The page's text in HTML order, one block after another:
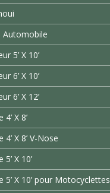
Automobile
5’ X 10’
6’ X 10’
6’ X 12’
X 8’
X 8’ V-Nose
X 10’
5’ X 10’ pour Motocyclettes